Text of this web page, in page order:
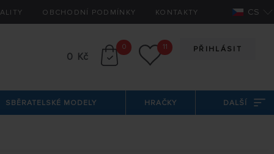
OBCHODNÍ PODMÍNKY KONTAKTY CS
PŘIHLÁSIT
0 Kč
0 11
SBĚRATELSKÉ MODELY HRAČKY DALŠÍ